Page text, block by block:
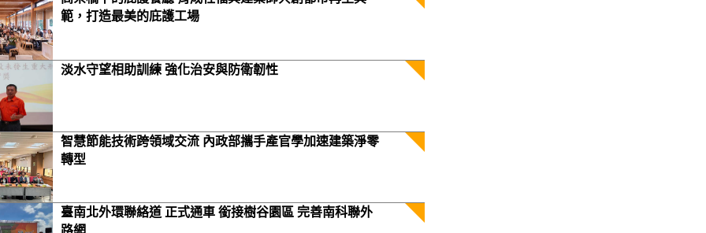
範，打造最美的庇護工場
淡水守望相助訓練 強化治安與防衛韌性
智慧節能技術跨領域交流 內政部攜手產官學加速建築淨零
轉型
臺南北外環聯絡道 正式通車 銜接樹谷園區 完善南科聯外
路網